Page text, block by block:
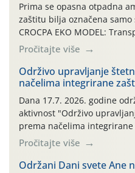
Prima se opasna otpadna
zaštitu bilja označena
CROCPA EKO MODEL:
ambalaža drugih proizvoda
bilja (npr. ambalaža od
prihvaća. Korisnicima je
prazne ambalaže isključivo
AGRONOM, ALBAUGH TKI*
Pročitajte više
Održivo upravljanje
načelima integrirane
Dana 17.7. 2026. godine
aktivnost "Održivo
prema načelima
na pokusnom polju
parcela ID 2445031)
Pročitajte više
Održani Dani svete Ane